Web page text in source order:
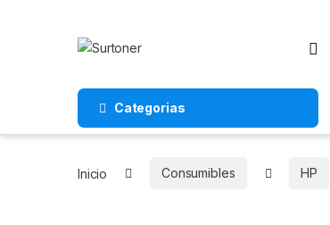
Categorias
Inicio Consumibles HP